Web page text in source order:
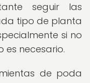
seguir las
tipo de planta
si no
es necesario.
de poda